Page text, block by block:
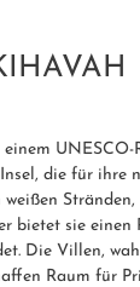
einem
die für ihre
bietet sie einen
Die Villen,
Raum für